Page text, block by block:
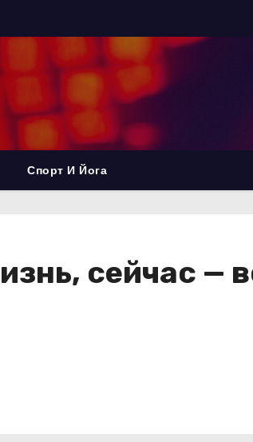
Спорт И Йога
сейчас —